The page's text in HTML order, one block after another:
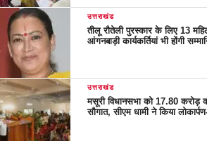
उत्तराखंड
तीलू रौतेली पुरस्कार के लिए 13
आंगनबाड़ी कार्यकर्तियां भी होंगी
उत्तराखंड
मसूरी विधानसभा को 17.80 करोड़
सौगात, सीएम धामी ने किया